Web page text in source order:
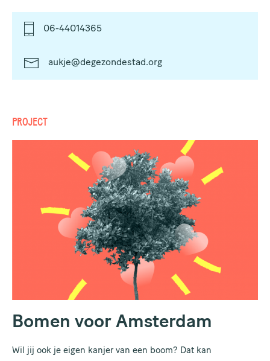
06-44014365
aukje@degezondestad.org
PROJECT
Bomen voor Amsterdam
Wil jij ook je eigen kanjer van een boom? Dat kan